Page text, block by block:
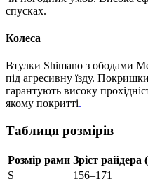
спусках.
Колеса
Втулки Shimano з ободами
під агресивну їзду.
гарантують високу
якому покритті.
Таблиця розмірів
Розмір рами Зріст райдера
S
156–171